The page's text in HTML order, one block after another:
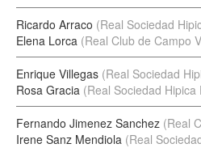
Ricardo Arraco (Real Sociedad
Elena Lorca (Real Club de Campo
Enrique Villegas (Real Sociedad
Rosa Gracia (Real Sociedad
Fernando Jimenez Sanchez (Real
Irene Sanz Mendiola (Real